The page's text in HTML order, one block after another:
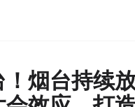
烟台持续